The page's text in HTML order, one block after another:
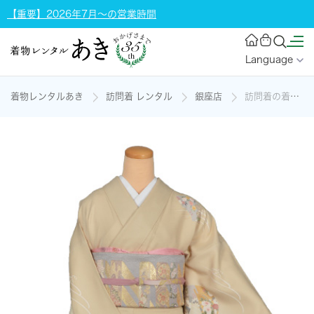
【重要】2026年7月～の営業時間
Language
着物レンタルあき 訪問着 レンタル 銀座店 訪問着の着物レンタル